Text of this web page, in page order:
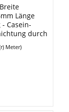
Länge
Casein-
durch
Meter)